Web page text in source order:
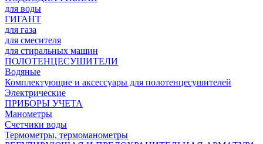
для воды
ГИГАНТ
для газа
для смесителя
для стиральных машин
ПОЛОТЕНЦЕСУШИТЕЛИ
Водяные
Комплектующие и аксессуары для полотенцесушителей
Электрические
ПРИБОРЫ УЧЕТА
Манометры
Счетчики воды
Термометры, термоманометры